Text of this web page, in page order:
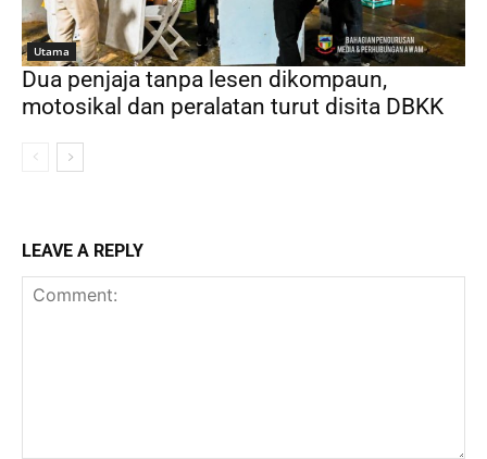
Utama
Dua penjaja tanpa lesen dikompaun,
motosikal dan peralatan turut disita DBKK
LEAVE A REPLY